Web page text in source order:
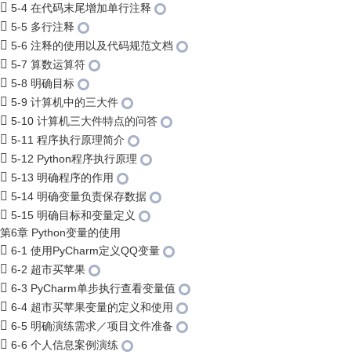
5-4 在代码末尾增加单行注释
5-5 多行注释
5-6 注释的使用以及代码规范文档
5-7 算数运算符
5-8 明确目标
5-9 计算机中的三大件
5-10 计算机三大件特点的问答
5-11 程序执行原理简介
5-12 Python程序执行原理
5-13 明确程序的作用
5-14 明确变量负责保存数据
5-15 明确目标和变量定义
第6章 Python变量的使用
6-1 使用PyCharm定义QQ变量
6-2 超市买苹果
6-3 PyCharm单步执行查看变量值
6-4 超市买苹果变量的定义和使用
6-5 明确演练需求／项目文件准备
6-6 个人信息案例演练